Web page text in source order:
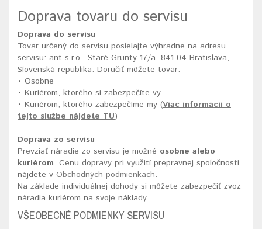
Doprava tovaru do servisu
Doprava do servisu
Tovar určený do servisu posielajte výhradne na adresu
servisu: ant s.r.o., Staré Grunty 17/a, 841 04 Bratislava,
Slovenská republika. Doručiť môžete tovar:
• Osobne
• Kuriérom, ktorého si zabezpečíte vy
• Kuriérom, ktorého zabezpečíme my (Viac informácii o
tejto službe nájdete TU)
Doprava zo servisu
Prevziať náradie zo servisu je možné osobne alebo
kuriérom. Cenu dopravy pri využití prepravnej spoločnosti
nájdete v Obchodných podmienkach.
Na základe individuálnej dohody si môžete zabezpečiť zvoz
náradia kuriérom na svoje náklady.
VŠEOBECNÉ PODMIENKY SERVISU